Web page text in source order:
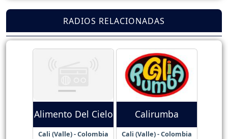
RADIOS RELACIONADAS
Alimento Del Cielo
Cali (Valle) - Colombia
Calirumba
Cali (Valle) - Colombia